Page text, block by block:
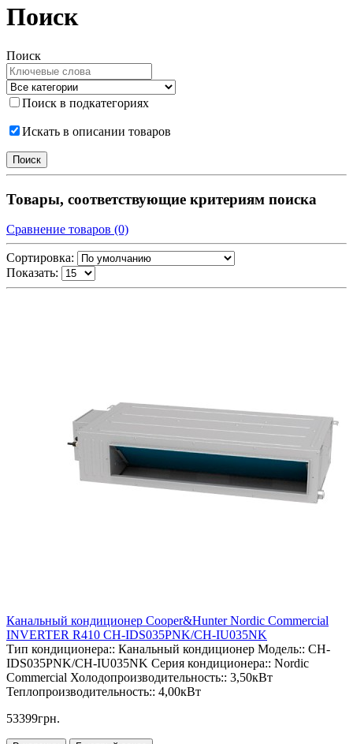
Поиск
Поиск
Поиск в подкатегориях
Искать в описании товаров
Товары, соответствующие критериям поиска
Сравнение товаров (0)
Сортировка:
Показать:
Канальный кондиционер Cooper&Hunter Nordic Commercial
INVERTER R410 CH-IDS035PNK/CH-IU035NK
Тип кондиционера:: Канальный кондиционер Модель:: CH-
IDS035PNK/CH-IU035NK Серия кондиционера:: Nordic
Commercial Холодопроизводительность:: 3,50кВт
Теплопроизводительность:: 4,00кВт
53399грн.